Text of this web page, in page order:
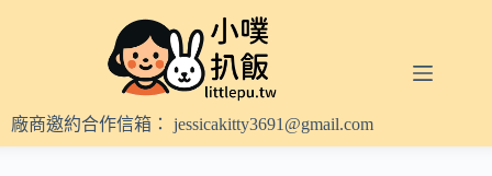
內
容
廠商邀約合作信箱： jessicakitty3691@gmail.com